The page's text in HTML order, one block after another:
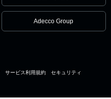
Adecco Group
サービス利用規約 セキュリティ